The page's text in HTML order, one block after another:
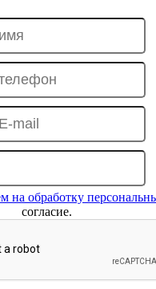
на обработку
согласие.